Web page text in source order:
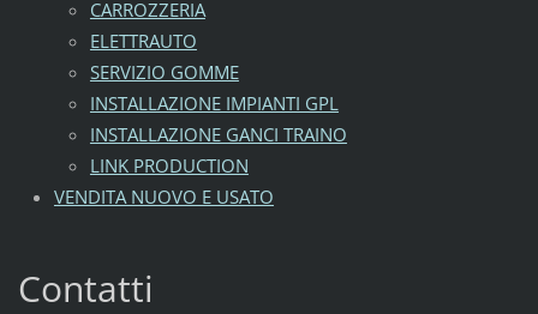
CARROZZERIA
ELETTRAUTO
SERVIZIO GOMME
INSTALLAZIONE IMPIANTI GPL
INSTALLAZIONE GANCI TRAINO
LINK PRODUCTION
VENDITA NUOVO E USATO
Contatti